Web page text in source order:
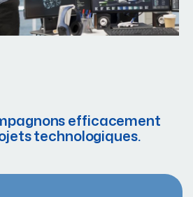
efficacement
technologiques.